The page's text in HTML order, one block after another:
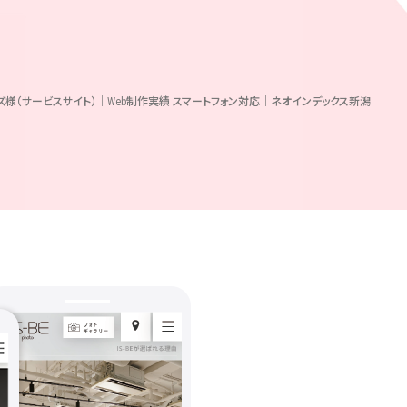
様（サービスサイト）｜Web制作実績 スマートフォン対応｜ネオインデックス新潟